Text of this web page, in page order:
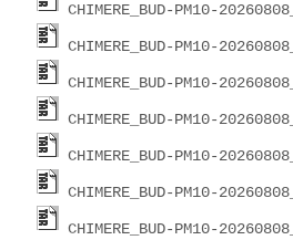
CHIMERE_BUD-PM10-
CHIMERE_BUD-PM10-
CHIMERE_BUD-PM10-
CHIMERE_BUD-PM10-
CHIMERE_BUD-PM10-
CHIMERE_BUD-PM10-
CHIMERE_BUD-PM10-